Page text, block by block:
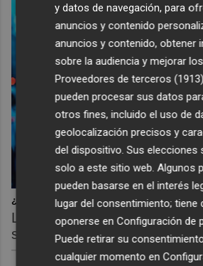
¿Sabes qué baja tu ánimo?
Lo haces todos los días y
sientes
y datos de navegación, para
anuncios y contenido
anuncios y contenido, obtener
sobre la audiencia y mejorar
Proveedores de terceros (1913)
pueden procesar sus datos
otros fines, incluido el uso de
geolocalización precisos y
del dispositivo. Sus elecciones
solo a este sitio web. Algunos
pueden basarse en el interés
lugar del consentimiento; tiene
oponerse enConfiguración de
Puede retirar su
cualquier momento en